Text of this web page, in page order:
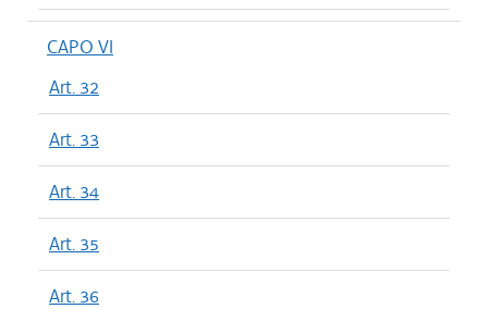
CAPO VI
Art. 32
Art. 33
Art. 34
Art. 35
Art. 36